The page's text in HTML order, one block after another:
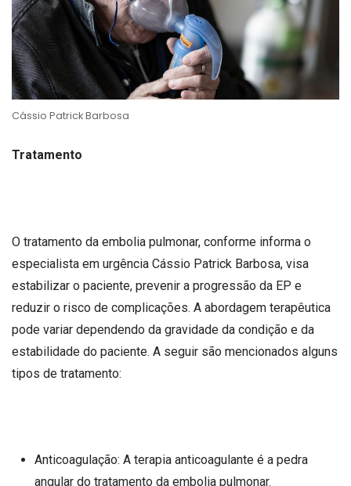
Cássio Patrick Barbosa
Tratamento
O tratamento da embolia pulmonar, conforme informa o
especialista em urgência Cássio Patrick Barbosa, visa
estabilizar o paciente, prevenir a progressão da EP e
reduzir o risco de complicações. A abordagem terapêutica
pode variar dependendo da gravidade da condição e da
estabilidade do paciente. A seguir são mencionados alguns
tipos de tratamento:
Anticoagulação: A terapia anticoagulante é a pedra
angular do tratamento da embolia pulmonar.